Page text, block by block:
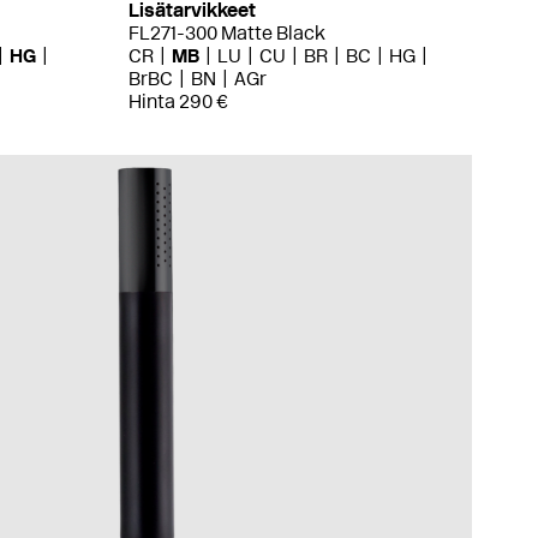
HG
Lisätarvikkeet
FL271-300 Matte Black
CR
MB LU CU BR BC
HG
BrBC
BN
AGr
Hinta 290 €